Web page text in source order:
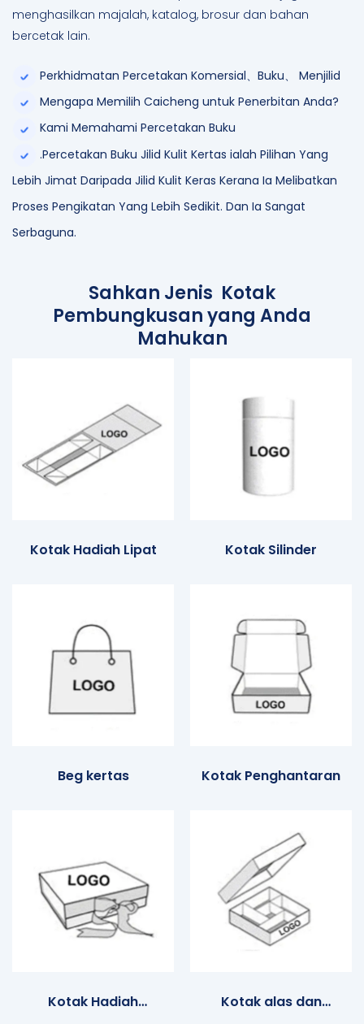
menghasilkan majalah, katalog, brosur dan bahan
bercetak lain.
Perkhidmatan Percetakan Komersial、Buku、 Menjilid
Mengapa Memilih Caicheng untuk Penerbitan Anda?
Kami Memahami Percetakan Buku
.Percetakan Buku Jilid Kulit Kertas ialah Pilihan Yang
Lebih Jimat Daripada Jilid Kulit Keras Kerana Ia Melibatkan
Proses Pengikatan Yang Lebih Sedikit. Dan Ia Sangat
Serbaguna.
Sahkan Jenis Kotak
Pembungkusan yang Anda
Mahukan
Kotak Hadiah Lipat Kotak Silinder
Beg kertas Kotak Penghantaran
Kotak Hadiah
Kotak alas dan